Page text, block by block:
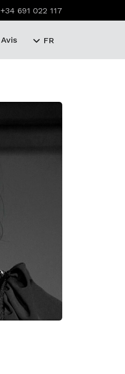
+34 691 022 117
Avis FR